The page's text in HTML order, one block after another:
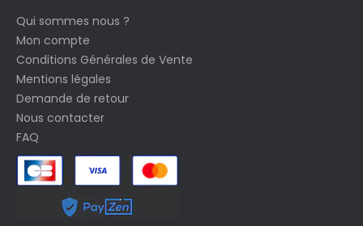
Qui sommes nous ?
Mon compte
Conditions Générales de Vente
Mentions légales
Demande de retour
Nous contacter
FAQ